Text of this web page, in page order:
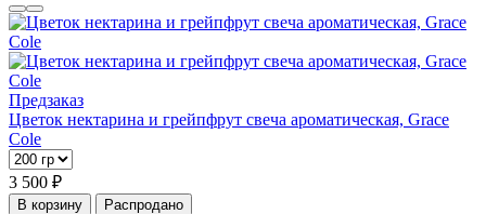
Предзаказ
Цветок нектарина и грейпфрут свеча ароматическая, Grace
Cole
3 500 ₽
В корзину Распродано